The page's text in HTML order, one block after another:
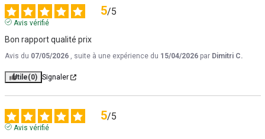
5/5
Avis vérifié
Bon rapport qualité prix
Avis du 07/05/2026 , suite à une expérience du 15/04/2026 par Dimitri C.
Utile(0) Signaler
5/5
Avis vérifié